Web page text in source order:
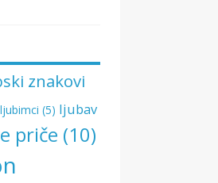
znakovi
(5) ljubav
priče (10)